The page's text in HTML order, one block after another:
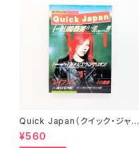
Quick Japan（クイック・ジャパ
ン）Vol.11
¥560